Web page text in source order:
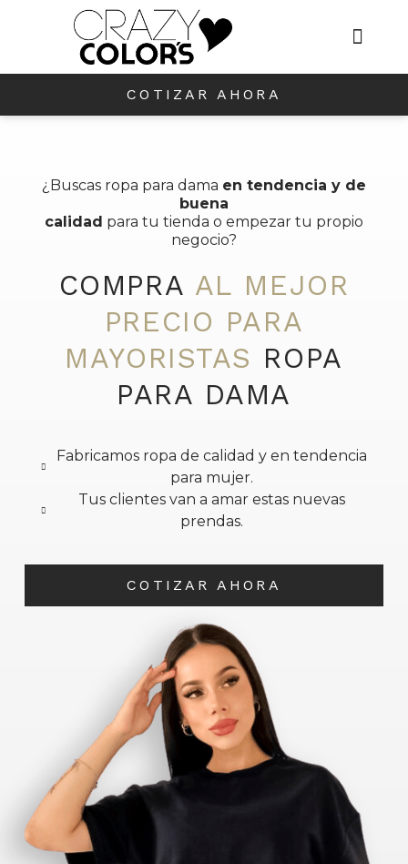
COTIZAR AHORA
¿Buscas ropa para dama en tendencia y de
buena
calidad para tu tienda o empezar tu propio
negocio?
COMPRA AL MEJOR
PRECIO PARA
MAYORISTAS ROPA
PARA DAMA
Fabricamos ropa de calidad y en tendencia
para mujer.
Tus clientes van a amar estas nuevas
prendas.
COTIZAR AHORA